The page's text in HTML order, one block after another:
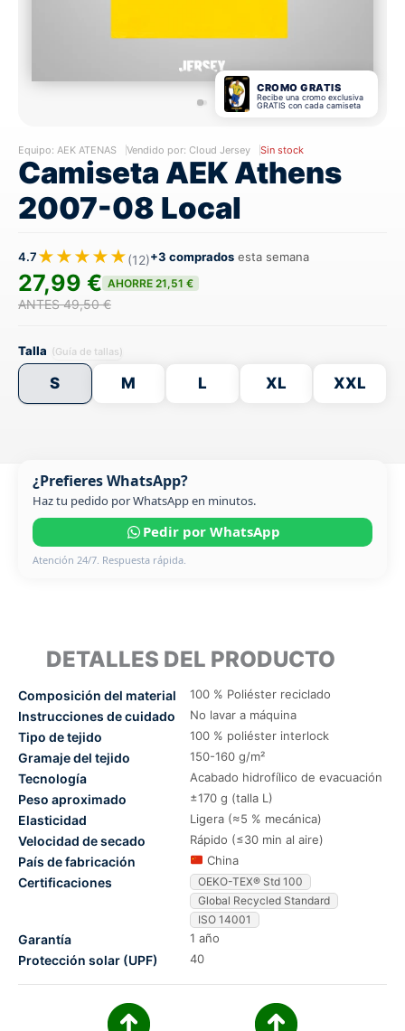
CROMO GRATIS
Recibe una cromo exclusiva
GRATIS con cada camiseta
Equipo: AEK ATENAS Vendido por: Cloud Jersey Sin stock
Camiseta AEK Athens
2007-08 Local
4.7★★★★★(12)+3 comprados esta semana
27,99 € AHORRE 21,51 €
ANTES 49,50 €
Talla (Guía de tallas)
S M L XL XXL
¿Prefieres WhatsApp?
Haz tu pedido por WhatsApp en minutos.
Pedir por WhatsApp
Atención 24/7. Respuesta rápida.
DETALLES DEL PRODUCTO
Composición del material 100 % Poliéster reciclado
Instrucciones de cuidado No lavar a máquina
Tipo de tejido 100 % poliéster interlock
Gramaje del tejido 150-160 g/m²
Tecnología Acabado hidrofílico de evacuación
Peso aproximado ±170 g (talla L)
Elasticidad Ligera (≈5 % mecánica)
Velocidad de secado Rápido (≤30 min al aire)
País de fabricación China
Certificaciones
OEKO-TEX® Std 100
Global Recycled Standard
ISO 14001
Garantía 1 año
Protección solar (UPF) 40